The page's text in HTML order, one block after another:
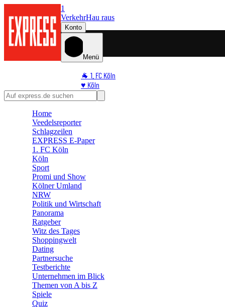
1
VerkehrHau raus
Konto
Menü
🐐 1. FC Köln
♥️ Köln
⭐ Promi
🛒 Shoppingwelt
Home
Veedelsreporter
Schlagzeilen
EXPRESS E-Paper
1. FC Köln
Köln
Sport
Promi und Show
Kölner Umland
NRW
Politik und Wirtschaft
Panorama
Ratgeber
Witz des Tages
Shoppingwelt
Dating
Partnersuche
Testberichte
Unternehmen im Blick
Themen von A bis Z
Spiele
Quiz